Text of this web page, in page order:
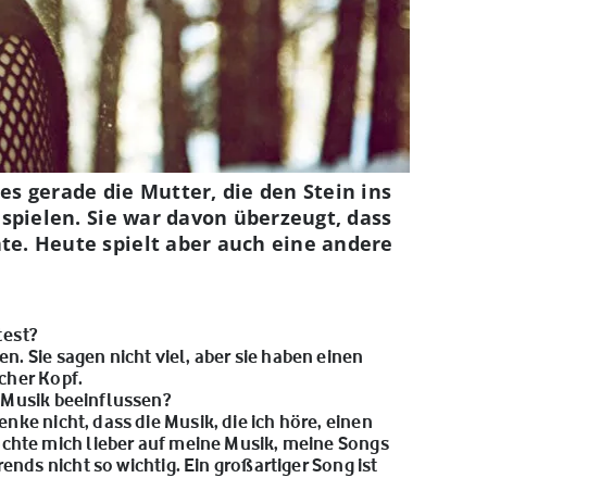
gerade die Mutter, die den Stein ins
Sie war davon überzeugt, dass
Heute spielt aber auch eine andere
Sie sagen nicht viel, aber sie haben einen
Kopf.
beeinflussen?
nicht, dass die Musik, die ich höre, einen
mich lieber auf meine Musik, meine Songs
nicht so wichtig. Ein großartiger Song ist